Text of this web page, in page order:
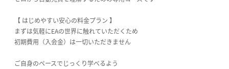
【 はじめやすい安心の料金プラン 】
まずは気軽にEAの世界に触れていただくため
初期費用（入会金）は一切いただきません
ご自身のペースでじっくり学べるよう